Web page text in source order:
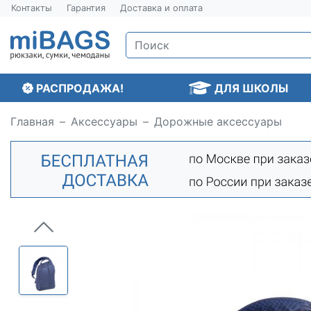
Контакты Гарантия Доставка и оплата
РАСПРОДАЖА! ДЛЯ ШКОЛЫ
Главная Аксессуары Дорожные аксессуары